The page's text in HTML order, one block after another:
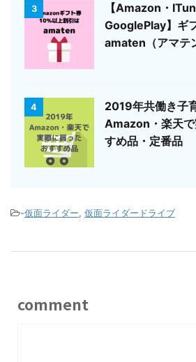
3
【Amazon・
GooglePlay】ギ
amaten（アマテ
4
2019年共働き子
Amazon・楽天
すめ品・定番品
-仮面ライダー, 仮面ライダードライブ
comment